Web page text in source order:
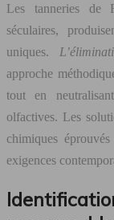
Les tanneries de
séculaires,
uniques.
approche
tout en
olfactives. Les
chimiques
exigences